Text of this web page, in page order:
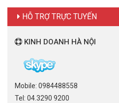
HỖ TRỢ TRỰC TUYẾN
KINH DOANH HÀ NỘI
Mobile: 0984488558
Tel: 04.3290 9200